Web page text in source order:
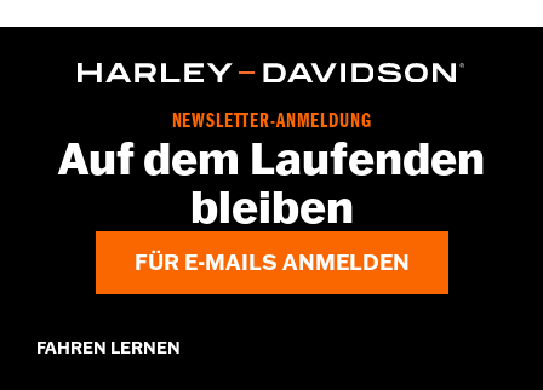
In der Box: Alle erforderlichen Befestigungsteile
NEWSLETTER-ANMELDUNG
Auf dem Laufenden
bleiben
FÜR E-MAILS ANMELDEN
FAHREN LERNEN